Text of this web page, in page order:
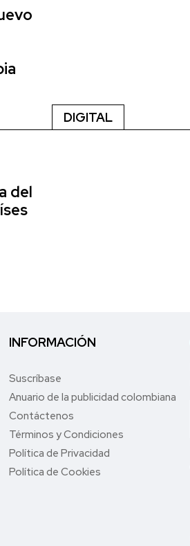
del
DIGITAL
INFORMACIÓN
Suscríbase
Anuario de la publicidad colombiana
Contáctenos
Términos y Condiciones
Política de Privacidad
Política de Cookies